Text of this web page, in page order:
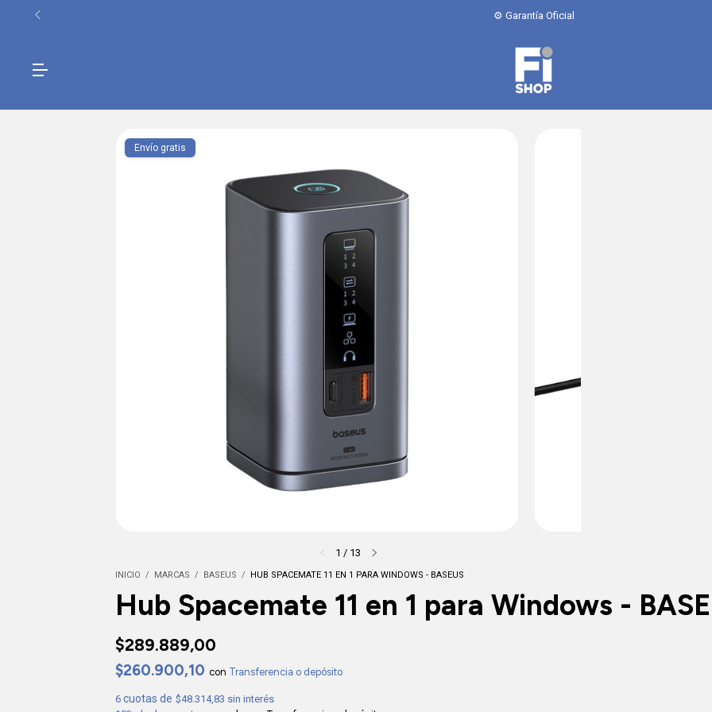
⚙️ Garantía Oficial
Envío gratis
1 / 13
INICIO / MARCAS / BASEUS / HUB SPACEMATE 11 EN 1 PARA WINDOWS - BASEUS
Hub Spacemate 11 en 1 para Windows -
$289.889,00
$260.900,10 con Transferencia o depósito
6 $48.314,83 sin interés